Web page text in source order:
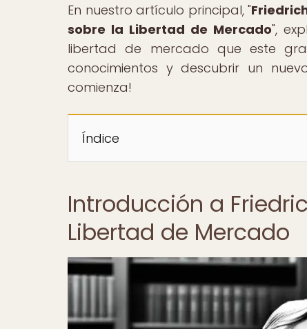
En nuestro artículo principal, "
sobre la Libertad de Mercado",
libertad de mercado que este
conocimientos y descubrir un
comienza!
Índice
Introducción a
Libertad de Mercado